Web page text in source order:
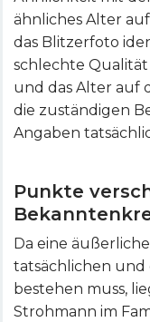
ähnliches Alter
das Blitzerfoto
schlechte
und das Alter auf
die zuständigen
Angaben
Punkte
Da eine
tatsächlichen und
bestehen muss,
Strohmann im